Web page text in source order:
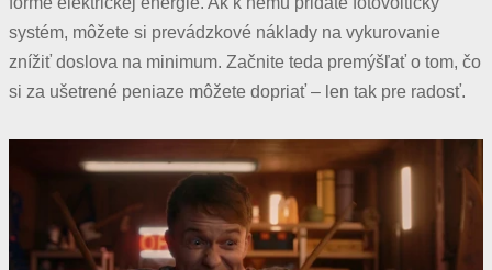
systém, môžete si prevádzkové náklady na vykurovanie
znížiť doslova na minimum. Začnite teda premýšľať o tom, čo
si za ušetrené peniaze môžete dopriať – len tak pre radosť.